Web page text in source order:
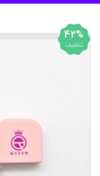
42%
تخفیف